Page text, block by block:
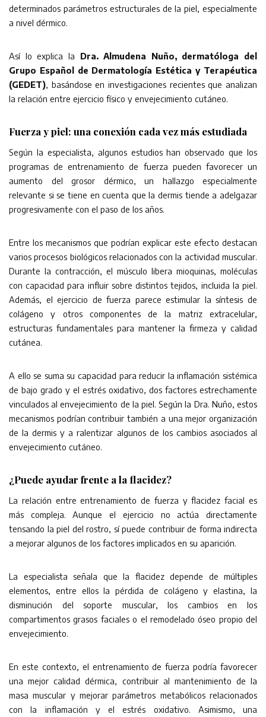
determinados parámetros estructurales de la piel, especialmente
a nivel dérmico.
Así lo explica la Dra. Almudena Nuño, dermatóloga del
Grupo Español de Dermatología Estética y Terapéutica
(GEDET), basándose en investigaciones recientes que analizan
la relación entre ejercicio físico y envejecimiento cutáneo.
Fuerza y piel: una conexión cada vez más estudiada
Según la especialista, algunos estudios han observado que los
programas de entrenamiento de fuerza pueden favorecer un
aumento del grosor dérmico, un hallazgo especialmente
relevante si se tiene en cuenta que la dermis tiende a adelgazar
progresivamente con el paso de los años.
Entre los mecanismos que podrían explicar este efecto destacan
varios procesos biológicos relacionados con la actividad muscular.
Durante la contracción, el músculo libera mioquinas, moléculas
con capacidad para influir sobre distintos tejidos, incluida la piel.
Además, el ejercicio de fuerza parece estimular la síntesis de
colágeno y otros componentes de la matriz extracelular,
estructuras fundamentales para mantener la firmeza y calidad
cutánea.
A ello se suma su capacidad para reducir la inflamación sistémica
de bajo grado y el estrés oxidativo, dos factores estrechamente
vinculados al envejecimiento de la piel. Según la Dra. Nuño, estos
mecanismos podrían contribuir también a una mejor organización
de la dermis y a ralentizar algunos de los cambios asociados al
envejecimiento cutáneo.
¿Puede ayudar frente a la flacidez?
La relación entre entrenamiento de fuerza y flacidez facial es
más compleja. Aunque el ejercicio no actúa directamente
tensando la piel del rostro, sí puede contribuir de forma indirecta
a mejorar algunos de los factores implicados en su aparición.
La especialista señala que la flacidez depende de múltiples
elementos, entre ellos la pérdida de colágeno y elastina, la
disminución del soporte muscular, los cambios en los
compartimentos grasos faciales o el remodelado óseo propio del
envejecimiento.
En este contexto, el entrenamiento de fuerza podría favorecer
una mejor calidad dérmica, contribuir al mantenimiento de la
masa muscular y mejorar parámetros metabólicos relacionados
con la inflamación y el estrés oxidativo. Asimismo, una